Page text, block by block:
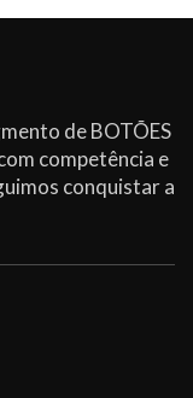
de BOTÕES
competência e
conquistar a